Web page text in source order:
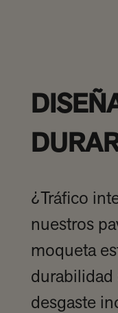
¿Tráfico
nuestros
moqueta
durabilidad
desgaste